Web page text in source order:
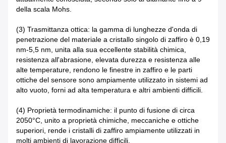
della scala Mohs.
(3) Trasmittanza ottica: la gamma di lunghezze d'onda di
penetrazione del materiale a cristallo singolo di zaffiro è 0,19
nm-5,5 nm, unita alla sua eccellente stabilità chimica,
resistenza all'abrasione, elevata durezza e resistenza alle
alte temperature, rendono le finestre in zaffiro e le parti
ottiche del sensore sono ampiamente utilizzato in sistemi ad
alto vuoto, forni ad alta temperatura e altri ambienti difficili.
(4) Proprietà termodinamiche: il punto di fusione di circa
2050°C, unito a proprietà chimiche, meccaniche e ottiche
superiori, rende i cristalli di zaffiro ampiamente utilizzati in
molti ambienti di lavorazione difficili.